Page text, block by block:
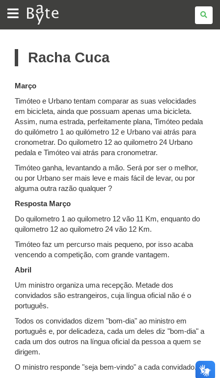
BATE
BYTE
Racha Cuca
Março
Timóteo e Urbano tentam comparar as suas velocidades
em bicicleta, ainda que possuam apenas uma bicicleta.
Assim, numa estrada, perfeitamente plana, Timóteo pedala
do quilómetro 1 ao quilómetro 12 e Urbano vai atrás para
cronometrar. Do quilometro 12 ao quilometro 24 Urbano
pedala e Timóteo vai atrás para cronometrar.
Timóteo ganha, levantando a mão. Será por ser o melhor,
ou por Urbano ser mais leve e mais fácil de levar, ou por
alguma outra razão qualquer ?
Resposta Março
Do quilometro 1 ao quilometro 12 vão 11 Km, enquanto do
quilometro 12 ao quilometro 24 vão 12 Km.
Timóteo faz um percurso mais pequeno, por isso acaba
vencendo a competição, com grande vantagem.
Abril
Um ministro organiza uma recepção. Metade dos
convidados são estrangeiros, cuja língua oficial não é o
português.
Todos os convidados dizem "bom-dia" ao ministro em
português e, por delicadeza, cada um deles diz "bom-dia" a
cada um dos outros na língua oficial da pessoa a quem se
dirigem.
O ministro responde "seja bem-vindo" a cada convidado.